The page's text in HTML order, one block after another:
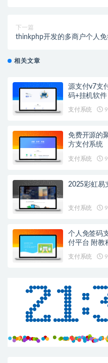
下一篇
thinkphp开发的多商户个人
相关文章
源支付v7支
码+挂机软件
支付系统
免费开源的
方支付系统
支付系统
2025彩虹易
支付系统
个人免签码
付平台 附教
支付系统